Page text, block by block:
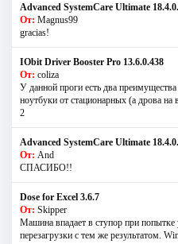
Advanced SystemCare Ultimate
От: Magnus99
gracias!
IObit Driver Booster Pro 13.6.0.438
От: coliza
У данной проги есть два
ноутбуки от стационарных (а дрова
2
Advanced SystemCare Ultimate
От: And
СПАСИБО!!
Dose for Excel 3.6.7
От: Skipper
Машина впадает в ступор при
перезагрузки с тем же результатом.